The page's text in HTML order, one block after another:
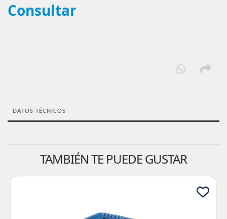
Consultar
DATOS TÉCNICOS
TAMBIÉN TE PUEDE GUSTAR